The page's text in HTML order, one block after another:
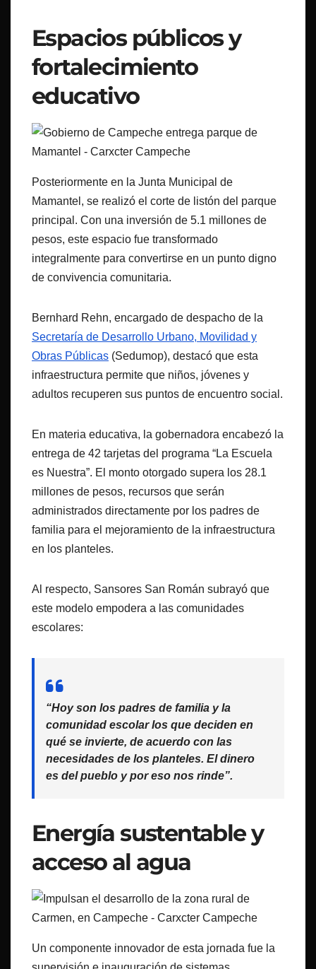
Espacios públicos y
fortalecimiento
educativo
Posteriormente en la Junta Municipal de
Mamantel, se realizó el corte de listón del parque
principal. Con una inversión de 5.1 millones de
pesos, este espacio fue transformado
integralmente para convertirse en un punto digno
de convivencia comunitaria.
Bernhard Rehn, encargado de despacho de la
Secretaría de Desarrollo Urbano, Movilidad y
Obras Públicas (Sedumop), destacó que esta
infraestructura permite que niños, jóvenes y
adultos recuperen sus puntos de encuentro social.
En materia educativa, la gobernadora encabezó la
entrega de 42 tarjetas del programa “La Escuela
es Nuestra”. El monto otorgado supera los 28.1
millones de pesos, recursos que serán
administrados directamente por los padres de
familia para el mejoramiento de la infraestructura
en los planteles.
Al respecto, Sansores San Román subrayó que
este modelo empodera a las comunidades
escolares:
“Hoy son los padres de familia y la
comunidad escolar los que deciden en
qué se invierte, de acuerdo con las
necesidades de los planteles. El dinero
es del pueblo y por eso nos rinde”.
Energía sustentable y
acceso al agua
Un componente innovador de esta jornada fue la